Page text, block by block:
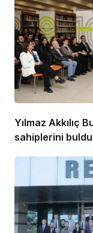
Yılmaz Akkılıç
sahiplerini